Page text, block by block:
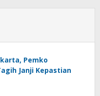
Pemko
Janji Kepastian